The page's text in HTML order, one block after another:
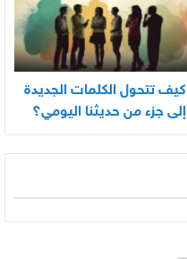
كيف تتحول الكلمات الجديدة
إلى جزء من حديثنا اليومي؟